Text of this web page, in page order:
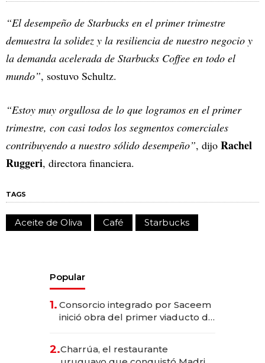
“El desempeño de Starbucks en el primer trimestre
demuestra la solidez y la resiliencia de nuestro negocio y
la demanda acelerada de Starbucks Coffee en todo el
mundo”, sostuvo Schultz.
“Estoy muy orgullosa de lo que logramos en el primer
trimestre, con casi todos los segmentos comerciales
contribuyendo a nuestro sólido desempeño”, dijo Rachel
Ruggeri, directora financiera.
TAGS
Aceite de Oliva Café Starbucks
Popular
1. Consorcio integrado por Saceem
inició obra del primer viaducto de
millones
2.Charrúa, el restaurante